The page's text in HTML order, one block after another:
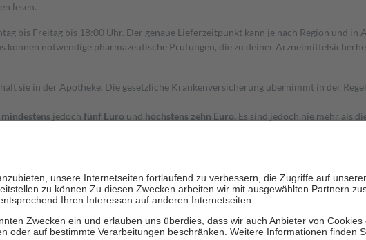
lesen.
bis Freitag bis 18:00 Uhr. Der genaue Lieferzeitpunkt kann je nach Region und in
notwendige pharmazeutische Prüfungen, die zu deiner
sie in der Apotheke. Die gesetzliche Krankenversicherung übernimmt in der
mindestens jedoch fünf Euro und höchstens zehn Euro. Es sind jedoch nie mehr als
Stellung der Familie zu unterstützen, fallenkeine Zuzahlungen an bei: